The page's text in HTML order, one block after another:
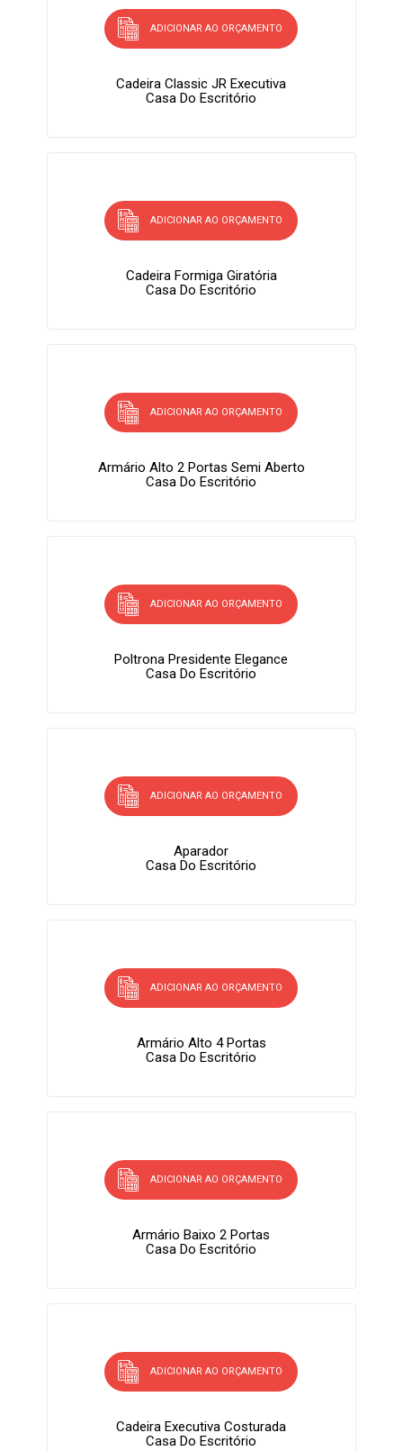
ADICIONAR AO ORÇAMENTO
Cadeira Classic JR Executiva
Casa Do Escritório
ADICIONAR AO ORÇAMENTO
Cadeira Formiga Giratória
Casa Do Escritório
ADICIONAR AO ORÇAMENTO
Armário Alto 2 Portas Semi Aberto
Casa Do Escritório
ADICIONAR AO ORÇAMENTO
Poltrona Presidente Elegance
Casa Do Escritório
ADICIONAR AO ORÇAMENTO
Aparador
Casa Do Escritório
ADICIONAR AO ORÇAMENTO
Armário Alto 4 Portas
Casa Do Escritório
ADICIONAR AO ORÇAMENTO
Armário Baixo 2 Portas
Casa Do Escritório
ADICIONAR AO ORÇAMENTO
Cadeira Executiva Costurada
Casa Do Escritório